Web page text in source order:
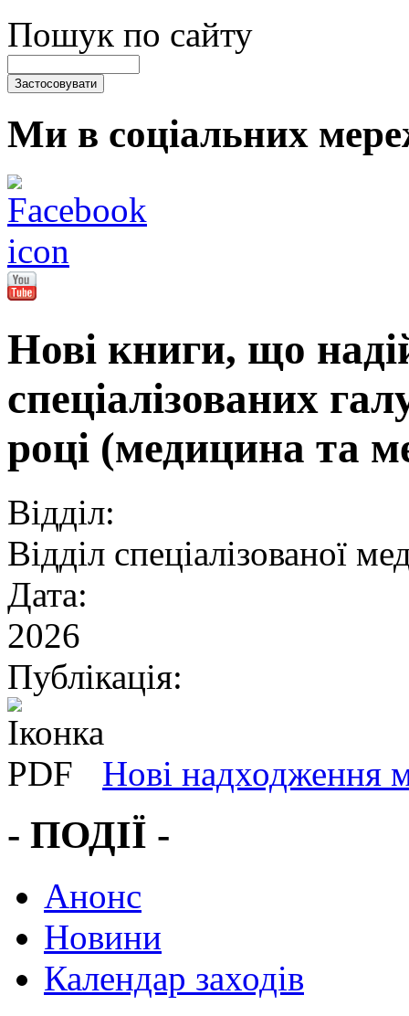
Пошук по сайту
Ми в соціальних
Нові книги, що
спеціалізованих
році (медицина та
Відділ:
Відділ спеціалізованої
Дата:
2026
Публікація:
Нові надходження
- ПОДІЇ -
Анонс
Новини
Календар заходів